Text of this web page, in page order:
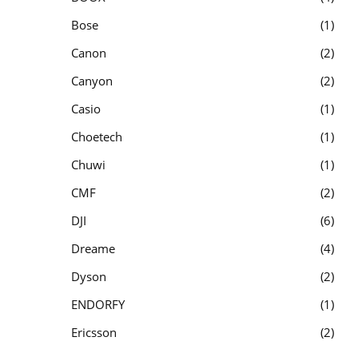
Bose
1
Canon
2
Canyon
2
Casio
1
Choetech
1
Chuwi
1
CMF
2
DJI
6
Dreame
4
Dyson
2
ENDORFY
1
Ericsson
2